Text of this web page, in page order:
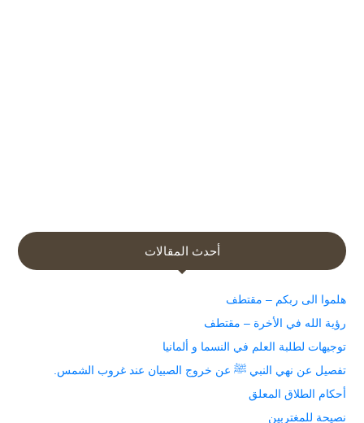
أحدث المقالات
هلموا الى ربكم – مقتطف
رؤية الله في الأخرة – مقتطف
توجيهات لطلبة العلم في النسما و ألمانيا
تفصيل عن نهي النبي ﷺ عن خروج الصبيان عند غروب الشمس.
أحكام الطلاق المعلق
نصيحة للمغتربين